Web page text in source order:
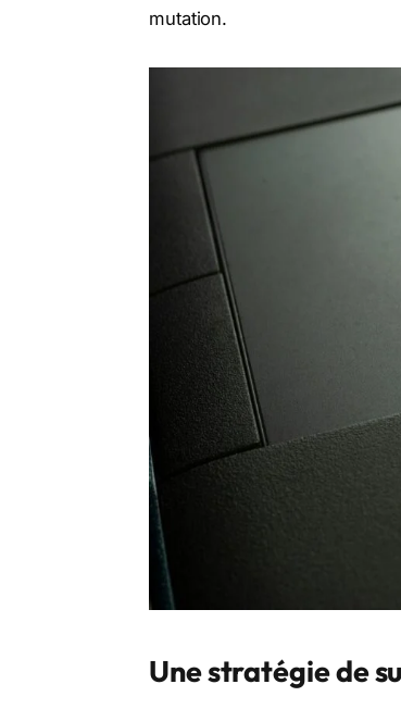
mutation.
Une stratégie de